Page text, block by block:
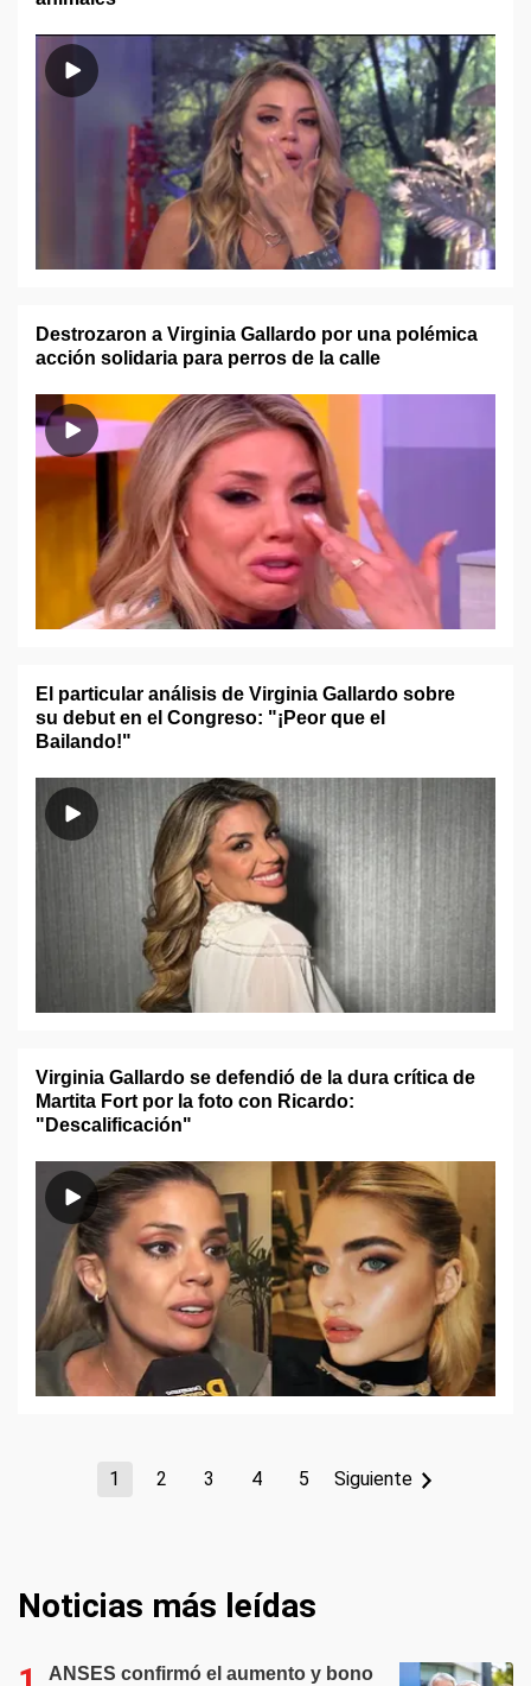
Destrozaron a Virginia Gallardo por una polémica
acción solidaria para perros de la calle
El particular análisis de Virginia Gallardo sobre
su debut en el Congreso: "¡Peor que el
Bailando!"
Virginia Gallardo se defendió de la dura crítica de
Martita Fort por la foto con Ricardo:
"Descalificación"
1 2 3 4 5 Siguiente
Noticias más leídas
ANSES confirmó el aumento y bono